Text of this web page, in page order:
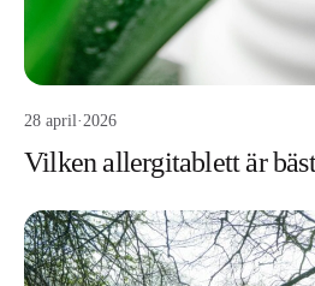
28 april · 2026
Vilken allergitablett är